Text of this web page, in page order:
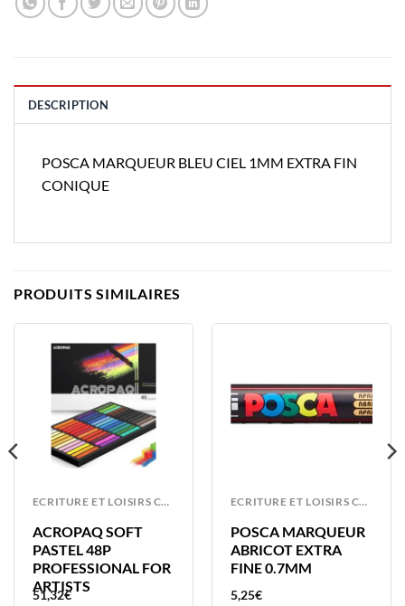
DESCRIPTION
POSCA MARQUEUR BLEU CIEL 1MM EXTRA FIN
CONIQUE
PRODUITS SIMILAIRES
ECRITURE ET LOISIRS CREATIFS
ACROPAQ SOFT
PASTEL 48P
PROFESSIONAL FOR
ARTISTS
51,32€
ECRITURE ET LOISIRS CREATIFS
POSCA MARQUEUR
ABRICOT EXTRA
FINE 0.7MM
5,25€